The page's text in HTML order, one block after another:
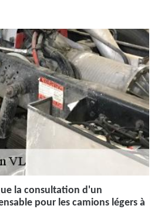
la consultation d'un
pour les camions légers à